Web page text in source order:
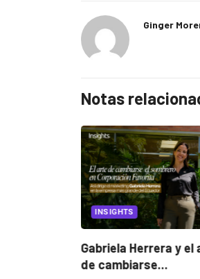
Ginger
Notas
INSIGHTS
Gabriela Herrera y el
de cambiarse...